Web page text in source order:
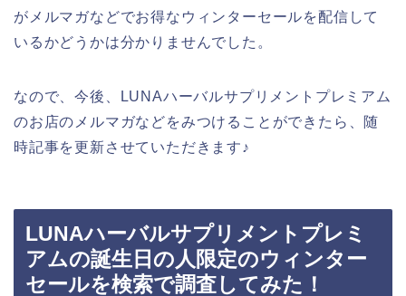
がメルマガなどでお得なウィンターセールを配信して
いるかどうかは分かりませんでした。
なので、今後、LUNAハーバルサプリメントプレミアム
のお店のメルマガなどをみつけることができたら、随
時記事を更新させていただきます♪
LUNAハーバルサプリメントプレミ
アムの誕生日の人限定のウィンター
セールを検索で調査してみた！